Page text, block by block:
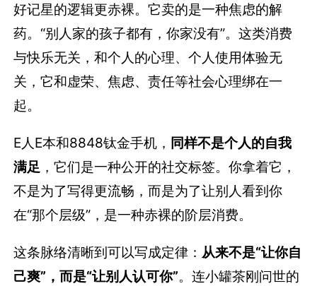
好记星的逻辑更赤裸。它卖的是一种焦虑的解
药。“别人家的孩子都有，你家没有”。这类消费
与快乐无关，和个人的心理、个人使用体验无
关，它和虚荣、焦虑、责任等社会心理绑在一
起。
E人E本和8848钛金手机， 同样不是个人的自我
满足 ，它们是一种公开的社交标签。你拿着它，
不是为了写得更流畅，而是为了让别人看到你
在“那个层级”，是一种赤裸的阶层消费。
这条脉络清晰到可以写成定律： 从来不是“让你自
己爽”，而是“让别人认可你”。连小罐茶刚问世的